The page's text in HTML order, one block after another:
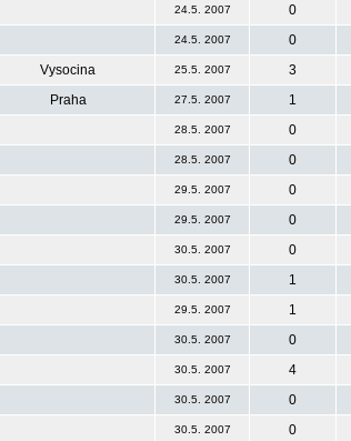
24.5. 2007
0
24.5. 2007
0
Vysocina 25.5. 2007
3
Praha 27.5. 2007
1
28.5. 2007
0
28.5. 2007
0
29.5. 2007
0
29.5. 2007
0
30.5. 2007
0
30.5. 2007
1
29.5. 2007
1
30.5. 2007
0
30.5. 2007
4
30.5. 2007
0
30.5. 2007
0